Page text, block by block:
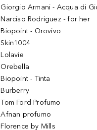
Giorgio Armani - Acqua di
Narciso Rodriguez - for her
Biopoint - Orovivo
Skin1004
Lolavie
Orebella
Biopoint - Tinta
Burberry
Tom Ford Profumo
Afnan profumo
Florence by Mills